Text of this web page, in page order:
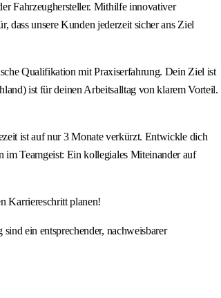
Fahrzeughersteller. Mithilfe innovativer
dass unsere Kunden jederzeit sicher ans Ziel
Qualifikation mit Praxiserfahrung. Dein Ziel ist
ist für deinen Arbeitsalltag von klarem Vorteil.
ist auf nur 3 Monate verkürzt. Entwickle dich
Teamgeist: Ein kollegiales Miteinander auf
Karriereschritt planen!
ein entsprechender, nachweisbarer